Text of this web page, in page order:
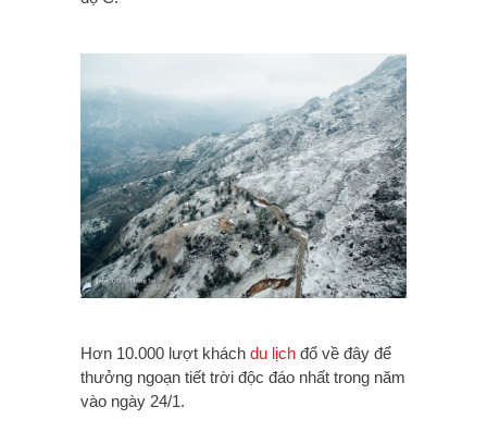
Hơn 10.000 lượt khách du lịch đổ về đây để
thưởng ngoạn tiết trời độc đáo nhất trong năm
vào ngày 24/1.